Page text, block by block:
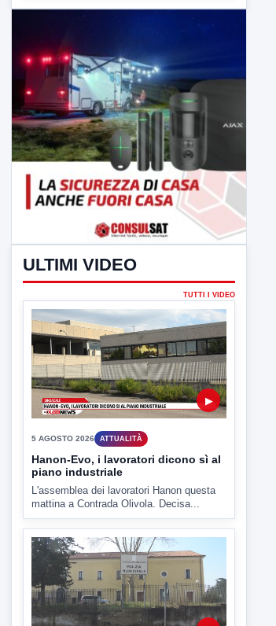
5 AGOSTO 2026 ATTUALITÀ
Sannio acque nelle mani di ACEA
Sannio Acque prende forma: costituita
ufficialmente la società per la...
ULTIMI VIDEO
▶